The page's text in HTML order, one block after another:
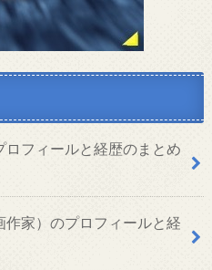
フィールと経歴のまとめ
作家）のプロフィールと経